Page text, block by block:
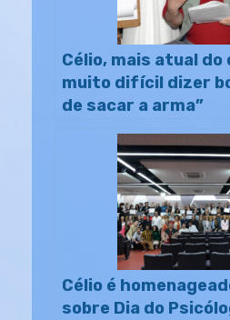
Célio, mais atual do
muito difícil dizer
de sacar a arma”
Célio é
sobre Dia do